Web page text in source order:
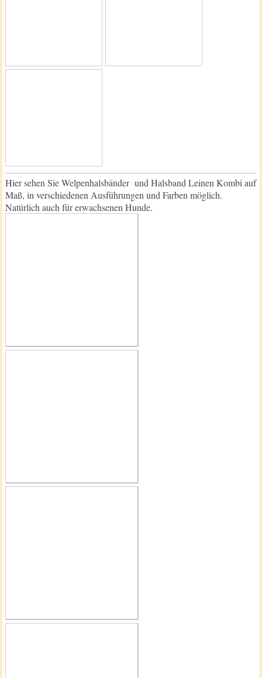
Hier sehen Sie Welpenhalsbänder und Halsband Leinen Kombi auf
Maß, in verschiedenen Ausführungen und Farben möglich.
Natürlich auch für erwachsenen Hunde.